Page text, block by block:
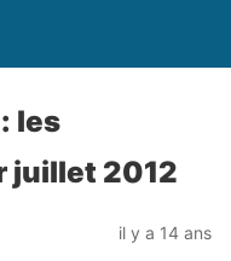
les
juillet 2012
il y a 14 ans